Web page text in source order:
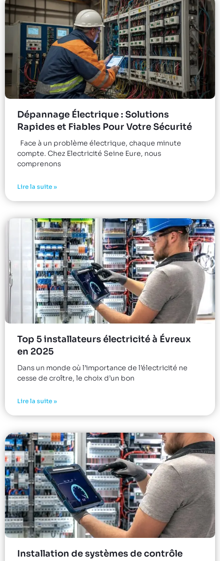
Dépannage Électrique : Solutions
Rapides et Fiables Pour Votre Sécurité
Face à un problème électrique, chaque minute
compte. Chez Electricité Seine Eure, nous
comprenons
Lire la suite »
Top 5 installateurs électricité à Évreux
en 2025
Dans un monde où l’importance de l’électricité ne
cesse de croître, le choix d’un bon
Lire la suite »
Installation de systèmes de contrôle